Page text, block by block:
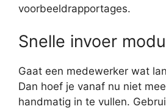
voorbeeldrapportages.
Snelle invoer
Gaat een medewerker wat
Dan hoef je vanaf nu niet
handmatig in te vullen.